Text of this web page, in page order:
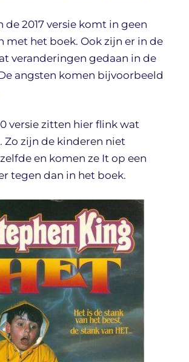
de 2017 versie komt in geen
met het boek. Ook zijn er in de
veranderingen gedaan in de
angsten komen bijvoorbeeld
versie zitten hier flink wat
Zo zijn de kinderen niet
en komen ze It op een
tegen dan in het boek.